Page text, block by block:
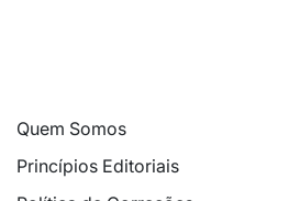
Quem Somos
Princípios Editoriais